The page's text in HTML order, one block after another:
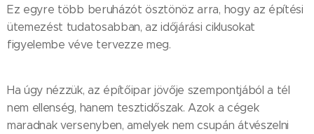
Ez egyre több beruházót ösztönöz arra, hogy az építési
ütemezést tudatosabban, az időjárási ciklusokat
figyelembe véve tervezze meg.
Ha úgy nézzük, az építőipar jövője szempontjából a tél
nem ellenség, hanem tesztidőszak. Azok a cégek
maradnak versenyben, amelyek nem csupán átvészelni